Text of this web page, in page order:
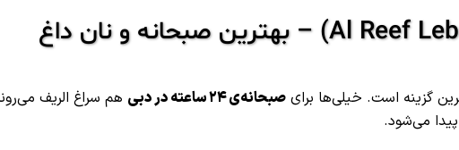
گزینه است. خیلی‌ها برای صبحانه‌ی ۲۴ ساعته در دبی
هم سراغ الریف
می‌شود.